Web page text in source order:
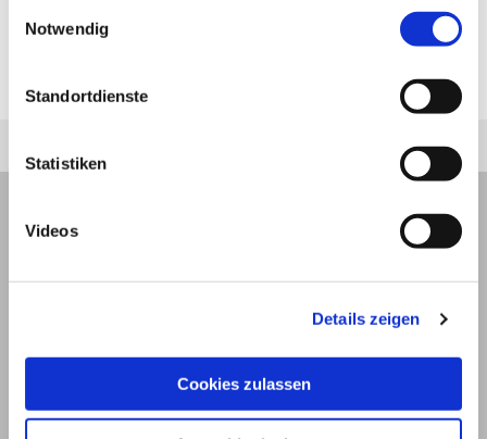
Notwendig
Standortdienste
Statistiken
Videos
Details zeigen
Cookies zulassen
Patient zusätzlich aufweist. So gibt es
beispielsweise spezielle Produkte für Diabetiker,
Lungenkranke, Leberkranke und Krebspatienten.